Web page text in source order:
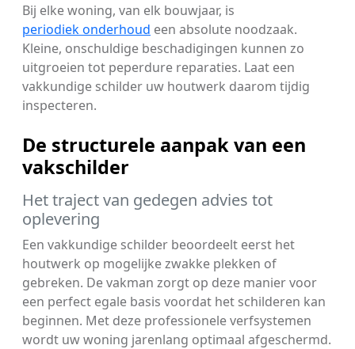
Bij elke woning, van elk bouwjaar, is
periodiek onderhoud een absolute noodzaak.
Kleine, onschuldige beschadigingen kunnen zo
uitgroeien tot peperdure reparaties. Laat een
vakkundige schilder uw houtwerk daarom tijdig
inspecteren.
De structurele aanpak van een
vakschilder
Het traject van gedegen advies tot
oplevering
Een vakkundige schilder beoordeelt eerst het
houtwerk op mogelijke zwakke plekken of
gebreken. De vakman zorgt op deze manier voor
een perfect egale basis voordat het schilderen kan
beginnen. Met deze professionele verfsystemen
wordt uw woning jarenlang optimaal afgeschermd.